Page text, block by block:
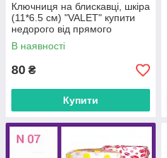
Ключниця на блискавці, шкіра
(11*6.5 см) "VALET" купити
недорого від прямого
постачальника
В наявності
80 ₴
Купити